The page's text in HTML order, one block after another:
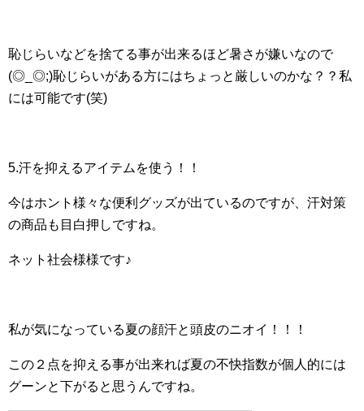
恥じらいなどを捨てる事が出来るほど暑さが嫌いなので
(◎_◎;)恥じらいがある方にはちょっと厳しいのかな？？私
には可能です(笑)
5.汗を抑えるアイテムを使う！！
今はホント様々な便利グッズが出ているのですが、汗対策
の商品も目白押しですね。
ネット社会様様です♪
私が気になっている夏の顔汗と頭皮のニオイ！！！
この２点を抑える事が出来れば夏の不快指数が個人的には
グーンと下がると思うんですね。